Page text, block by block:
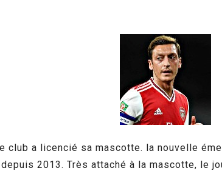
club a licencié sa mascotte. la nouvelle
2013. Très attaché à la mascotte, le